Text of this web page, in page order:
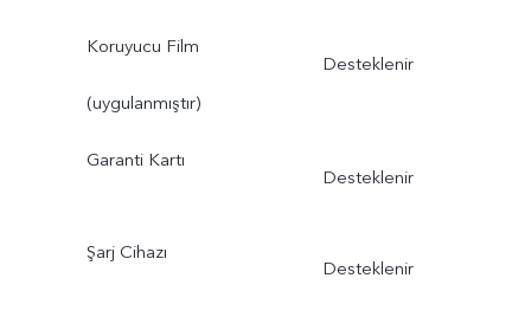
Koruyucu Film
(uygulanmıştır)
Desteklenir
Garanti Kartı
Desteklenir
Şarj Cihazı
Desteklenir